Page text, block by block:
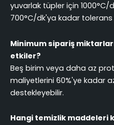
yuvarlak tüpler için 1000°C/
700°C/dk'ya kadar
Minimum sipariş
etkiler?
Beş birim veya daha az
maliyetlerini 60%'ye kadar
destekleyebilir.
Hangi temizlik maddeleri